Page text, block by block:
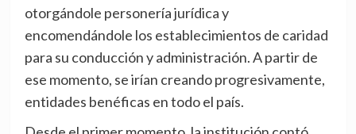
otorgándole personería jurídica y
encomendándole los establecimientos de caridad
para su conducción y administración. A partir de
ese momento, se irían creando progresivamente,
entidades benéficas en todo el país.